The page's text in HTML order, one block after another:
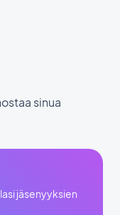
sinua
jäsenyyksien